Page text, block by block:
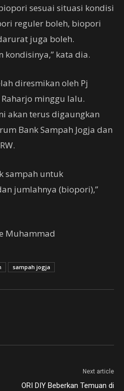
sesuai situasi kondisi
reguler boleh, biopori
juga boleh.
kondisinya,” kata dia.
diresmikan oleh Pj
minggu lalu.
akan terus digaungkan
Bank Sampah Jogja dan
sampah untuk
jumlahnya (biopori),”
Muhammad
sampah jogja
Next article
ORI DIY Beberkan Temuan di